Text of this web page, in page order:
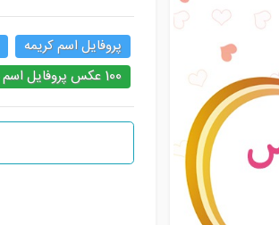
پروفایل اسم کریمه
100 عکس پروفایل اسم جدید ۱۴۰۵